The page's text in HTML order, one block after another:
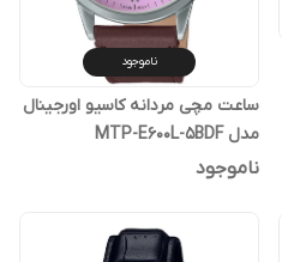
ناموجود
ساعت مچی مردانه کاسیو اورجینال
مدل MTP-E600L-5BDF
ناموجود